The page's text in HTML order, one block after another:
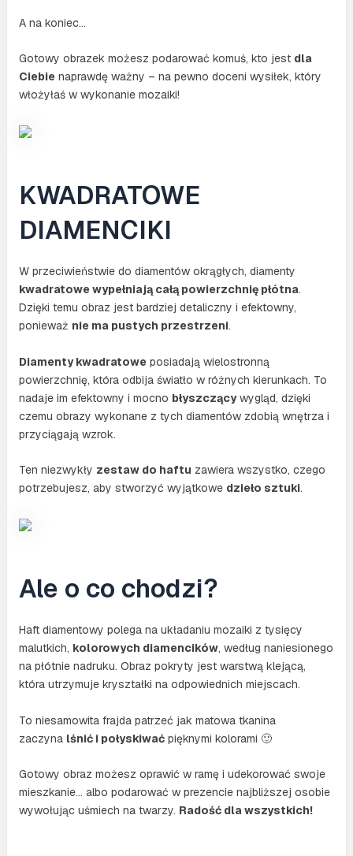
A na koniec…
Gotowy obrazek możesz podarować komuś, kto jest dla
Ciebie naprawdę ważny – na pewno doceni wysiłek, który
włożyłaś w wykonanie mozaiki!
KWADRATOWE
DIAMENCIKI
W przeciwieństwie do diamentów okrągłych, diamenty
kwadratowe wypełniają całą powierzchnię płótna.
Dzięki temu obraz jest bardziej detaliczny i efektowny,
ponieważ nie ma pustych przestrzeni.
Diamenty kwadratowe posiadają wielostronną
powierzchnię, która odbija światło w różnych kierunkach. To
nadaje im efektowny i mocno błyszczącywygląd, dzięki
czemu obrazy wykonane z tych diamentów zdobią wnętrza i
przyciągają wzrok.
Ten niezwykły zestaw do haftu zawiera wszystko, czego
potrzebujesz, aby stworzyć wyjątkowe dzieło sztuki.
Ale o co chodzi?
Haft diamentowy polega na układaniu mozaiki z tysięcy
malutkich, kolorowych diamencików, według naniesionego
na płótnie nadruku. Obraz pokryty jest warstwą klejącą,
która utrzymuje kryształki na odpowiednich miejscach.
To niesamowita frajda patrzeć jak matowa tkanina
zaczyna lśnić i połyskiwaćpięknymi kolorami 🙂
Gotowy obraz możesz oprawić w ramę i udekorować swoje
mieszkanie… albo podarować w prezencie najbliższej osobie
wywołując uśmiech na twarzy. Radość dla wszystkich!